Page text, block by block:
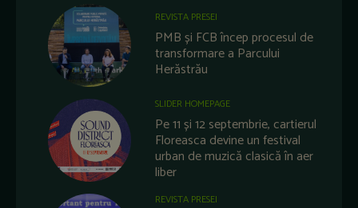
REVISTA PRESEI
PMB și FCB încep procesul de
transformare a Parcului
Herăstrău
SLIDER HOMEPAGE
Pe 11 și 12 septembrie, cartierul
Floreasca devine un festival
urban de muzică clasică în aer
liber
REVISTA PRESEI